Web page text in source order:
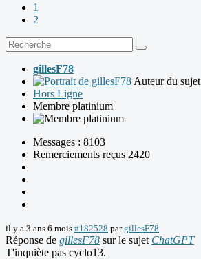
1
2
gillesF78
Auteur du sujet
Hors Ligne
Membre platinium
Messages : 8103
Remerciements reçus 2420
il y a 3 ans 6 mois #182528 pargillesF78
Réponse de gillesF78 sur le sujet ChatGPT
T'inquiète pas cyclo13.